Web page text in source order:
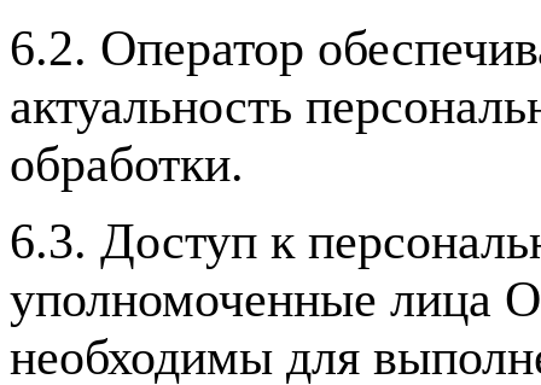
6.2. Оператор
актуальность
обработки.
6.3. Доступ к
уполномоченные лица
необходимы для